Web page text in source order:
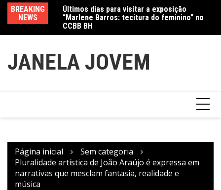
conteúdo
BREAKING
NEWS
Últimos dias para visitar a exposição
“Marlene Barros: tecitura do feminino” no
CCBB BH
Amanda Mangili transforma beleza e
inclusão em conexão real nas redes
JANELA JOVEM
Página inicial
Sem categoria
Pluralidade artística de João Araújo é expressa em
narrativas que mesclam fantasia, realidade e
música